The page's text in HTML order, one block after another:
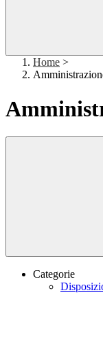
Home >
Categorie